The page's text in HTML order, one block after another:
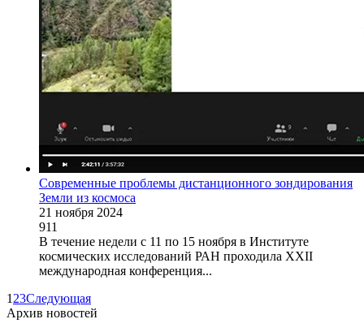
Современные проблемы дистанционного зондирования
Земли из космоса
21 ноября 2024
911
В течение недели с 11 по 15 ноября в Институте
космических исследований РАН проходила XXII
международная конференция...
1 23Следующая
Архив новостей